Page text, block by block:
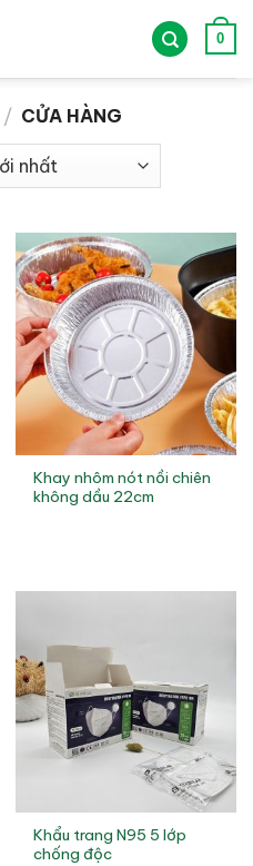
0
/ CỬA HÀNG
Khay nhôm nót nồi chiên
không dầu 22cm
Khẩu trang N95 5 lớp
chống độc